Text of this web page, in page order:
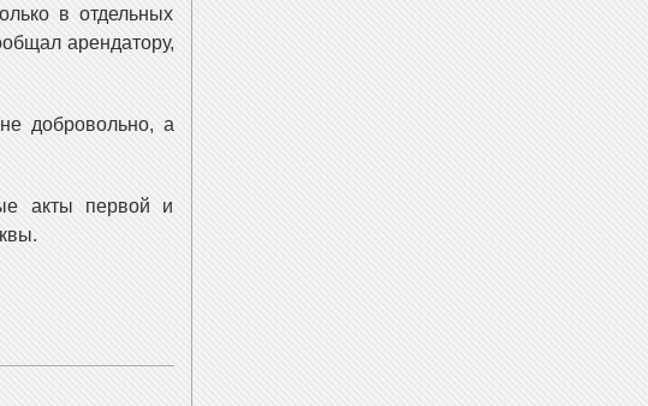
в отдельных
арендатору,
добровольно, а
акты первой и